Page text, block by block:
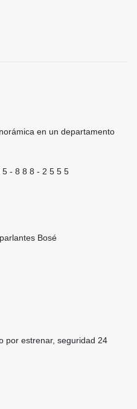
en un departamento
- 8 8 8 - 2 5 5 5
Bosé
por estrenar, seguridad 24